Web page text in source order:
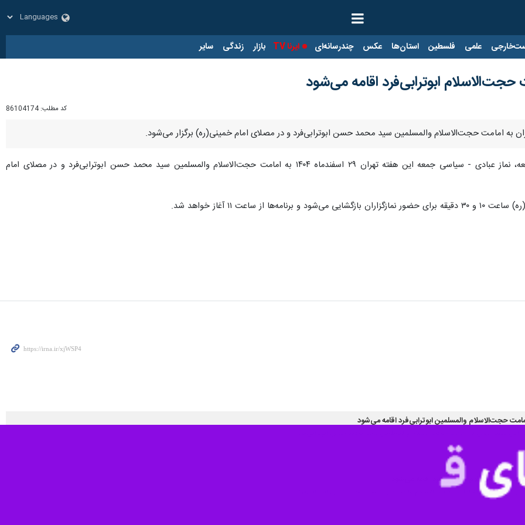
علمی فلسطین استان‌ها عکس چندرسانه‌ای ایرنا TV بازار زندگی سایر
حجت‌الاسلام ابوترابی‌فرد اقامه می‌شود
کد مطلب: 86104174